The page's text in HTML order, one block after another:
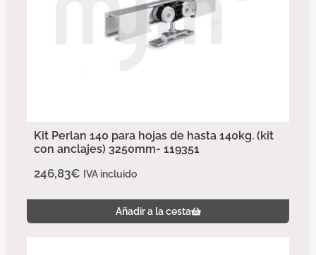
Kit Perlan 140 para hojas de hasta 140kg. (kit
con anclajes) 3250mm- 119351
246,83€ IVA incluido
Añadir a la cesta